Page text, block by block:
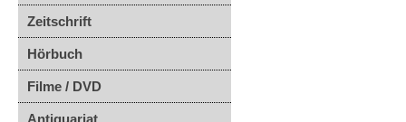
Zeitschrift
Hörbuch
Filme / DVD
Antiquariat